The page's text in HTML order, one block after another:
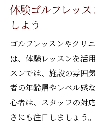
体験ゴルフレッ
しよう
ゴルフレッスンやクリ
は、体験レッスンを活
スンでは、施設の雰囲
者の年齢層やレベル感
心者は、スタッフの対
さにも注目しましょう。